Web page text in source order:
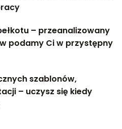
– przeanalizowany
podamy Ci w przystępny
szablonów,
– uczysz się kiedy